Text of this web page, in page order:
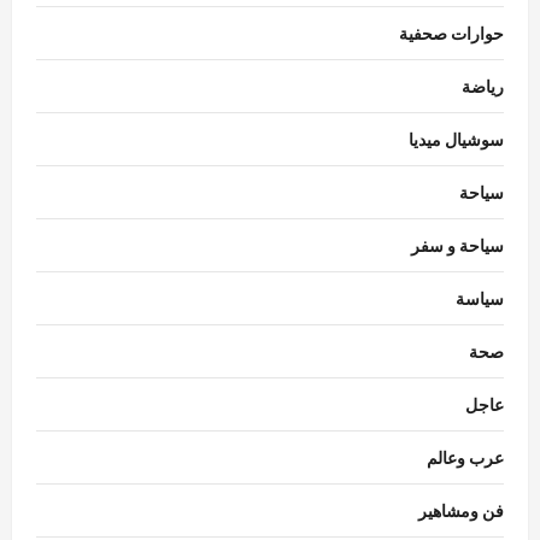
حوارات صحفية
رياضة
سوشيال ميديا
سياحة
سياحة و سفر
سياسة
صحة
عاجل
عرب وعالم
فن ومشاهير
3